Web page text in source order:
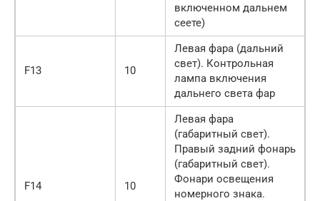
включенном дальнем
сеете)
F13 10
Левая фара (дальний
свет). Контрольная
лампа включения
дальнего света фар
F14 10
Левая фара
(габаритный свет).
Правый задний фонарь
(габаритный свет).
Фонари освещения
номерного знака.